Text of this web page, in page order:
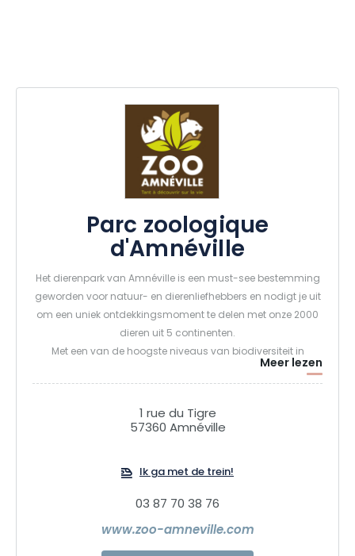
Parc zoologique
d'Amnéville
Het dierenpark van Amnéville is een must-see bestemming
geworden voor natuur- en dierenliefhebbers en nodigt je uit
om een uniek ontdekkingsmoment te delen met onze 2000
dieren uit 5 continenten.
Met een van de hoogste niveaus van biodiversiteit in
Frankrijk, is de dierentuin de perfecte plek om meer dan
alleen een bezoek te ervaren - het is een moment om je te
verwonderen over onze planeet. Onze band met de
verschillende levensvormen is essentieel om de dingen te
mysteries met passie en emotie voor je opent.
Meer lezen
1 rue du Tigre
57360 Amnéville
Ik ga met de trein!
03 87 70 38 76
www.zoo-amneville.com